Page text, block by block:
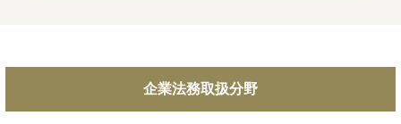
企業法務取扱分野